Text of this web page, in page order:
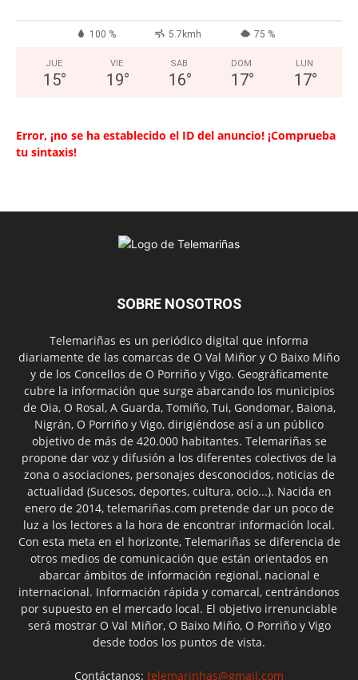
100 % 5.7kmh 75 %
JUE
15°
VIE
19°
SAB
16°
DOM
17°
LUN
17°
Error, ¡no se ha establecido el ID del anuncio! ¡Comprueba
tu sintaxis!
SOBRE NOSOTROS
Telemariñas es un periódico digital que informa
diariamente de las comarcas de O Val Miñor y O Baixo Miño
y de los Concellos de O Porriño y Vigo. Geográficamente
cubre la información que surge abarcando los municipios
de Oia, O Rosal, A Guarda, Tomiño, Tui, Gondomar, Baiona,
Nigrán, O Porriño y Vigo, dirigiéndose así a un público
objetivo de más de 420.000 habitantes. Telemariñas se
propone dar voz y difusión a los diferentes colectivos de la
zona o asociaciones, personajes desconocidos, noticias de
actualidad (Sucesos, deportes, cultura, ocio...). Nacida en
enero de 2014, telemariñas.com pretende dar un poco de
luz a los lectores a la hora de encontrar información local.
Con esta meta en el horizonte, Telemariñas se diferencia de
otros medios de comunicación que están orientados en
abarcar ámbitos de información regional, nacional e
internacional. Información rápida y comarcal, centrándonos
por supuesto en el mercado local. El objetivo irrenunciable
será mostrar O Val Miñor, O Baixo Miño, O Porriño y Vigo
desde todos los puntos de vista.
Contáctanos: telemarinhas@gmail.com